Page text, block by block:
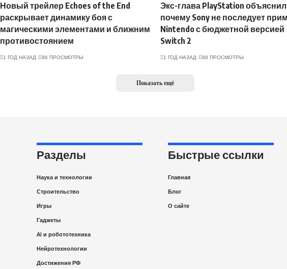
Новый трейлер Echoes of the End
раскрывает динамику боя с
магическими элементами и ближним
противостоянием
1 ГОД НАЗАД 86 ПРОСМОТРЫ
Экс-глава PlayStation
почему Sony не последует
Nintendo с бюджетной версией
Switch 2
1 ГОД НАЗАД 88 ПРОСМОТРЫ
Показать ещё
Разделы
Наука и технологии
Строительство
Игры
Гаджеты
AI и робототехника
Нейротехнологии
Достижения РФ
Быстрые ссылки
Главная
Блог
О сайте